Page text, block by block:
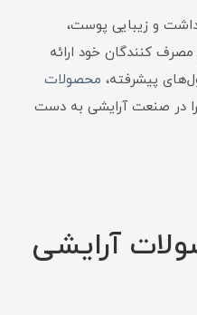
و زیبایی پوست،
کنندگان خود ارائه
پیشرفته، محصولات
را در صنعت آرایشی به دست
آرایشی